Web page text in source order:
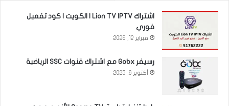
اشتراك Lion TV IPTV | الكويت | كود تفعيل
فوري
فبراير 12, 2026
رسيفر Gobx مع اشتراك قنوات SSC الرياضية
أكتوبر 6, 2025